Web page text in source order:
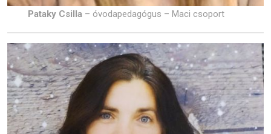
Pataky Csilla– óvodapedagógus – Maci csoport